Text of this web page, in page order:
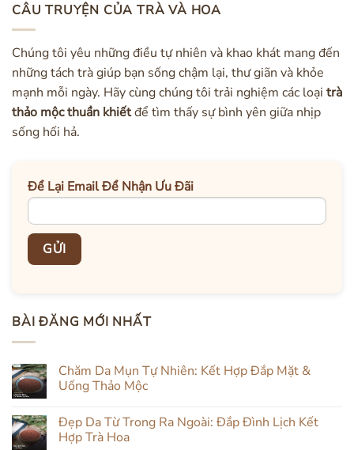
CÂU TRUYỆN CỦA TRÀ VÀ HOA
Chúng tôi yêu những điều tự nhiên và khao khát mang đến
những tách trà giúp bạn sống chậm lại, thư giãn và khỏe
mạnh mỗi ngày. Hãy cùng chúng tôi trải nghiệm các loại trà
thảo mộc thuần khiếtđể tìm thấy sự bình yên giữa nhịp
sống hối hả.
Để Lại Email Để Nhận Ưu Đãi
BÀI ĐĂNG MỚI NHẤT
Chăm Da Mụn Tự Nhiên: Kết Hợp Đắp Mặt &
Uống Thảo Mộc
bình
luận
ở
Đẹp Da Từ Trong Ra Ngoài: Đắp Đình Lịch Kết
Hợp Trà Hoa